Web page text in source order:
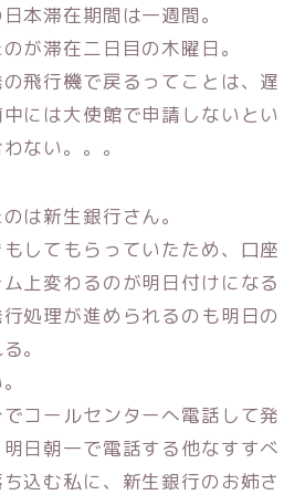
本滞在期間は一週間。
が滞在二日目の木曜日。
飛行機で戻るってことは、 遅
には大使館で申請しないとい
ない。。。
は新生銀行さん。
してもらっていたため、 口座
上変わるのが明日付けになる
処理が進められるのも明日の
。
でコールセンターへ電話して発
明日朝一で電話する他なすすべ
込む私に、 新生銀行のお姉さ